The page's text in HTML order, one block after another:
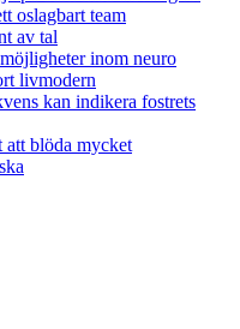
oslagbart team
av tal
inom neuro
livmodern
kan indikera fostrets
att blöda mycket